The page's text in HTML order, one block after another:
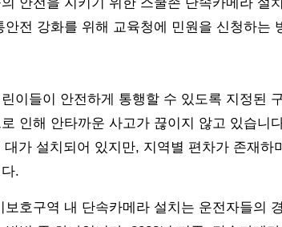
안전 강화를 위해 교육청에 민원을 신청하는
이들이 안전하게 통행할 수 있도록 지정된
인해 안타까운 사고가 끊이지 않고 있습니
대가 설치되어 있지만, 지역별 편차가 존재
.
보호구역 내 단속카메라 설치는 운전자들의